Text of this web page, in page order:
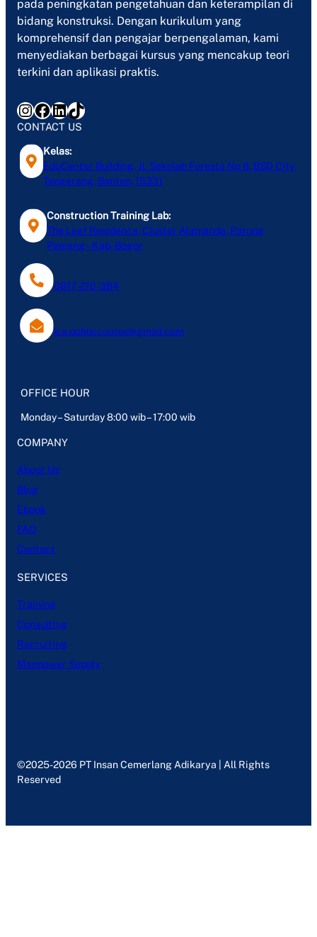
pada peningkatan pengetahuan dan keterampilan di
bidang konstruksi. Dengan kurikulum yang
komprehensif dan pengajar berpengalaman, kami
menyediakan berbagai kursus yang mencakup teori
terkini dan aplikasi praktis.
InstagramFacebook LinkedIn TikTok
CONTACT US
Kelas:
EduCenter Building, Jl. Sekolah Foresta No 8, BSD City,
Tangerang, Banten, 15331
Construction Training Lab:
The Leaf Residence, Cluster Alamanda, Parung
Panjang – Kab. Bogor
0817-210-384
ica.publiccourse@gmail.com
OFFICE HOUR
Monday – Saturday 8:00 wib – 17:00 wib
COMPANY
About Us
Blog
Ebook
FAQ
Contact
SERVICES
Training
Consulting
Recruiting
Manpower Supply
©2025-2026 PT Insan Cemerlang Adikarya | All Rights
Reserved